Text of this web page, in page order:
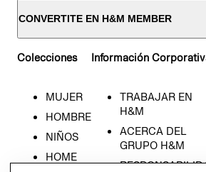
CONVERTITE EN H&M MEMBER
Colecciones
MUJER
HOMBRE
NIÑOS
HOME
Información
TRABAJAR EN
H&M
ACERCA DEL
GRUPO H&M